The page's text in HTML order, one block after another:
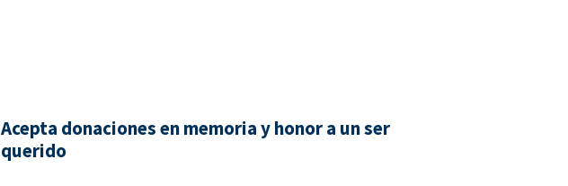
Acepta donaciones en memoria y honor a un ser
querido